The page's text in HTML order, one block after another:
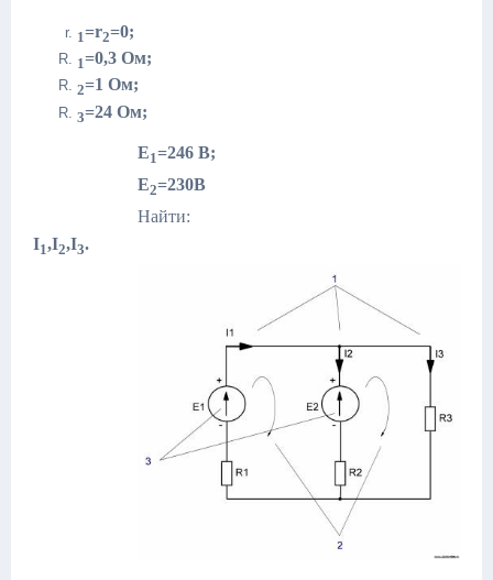
1=r2=0;
1=0,3 Ом;
2=1 Ом;
3=24 Ом;
Е1=246 В;
Е2=230В
Найти:
I1,I2,I3.